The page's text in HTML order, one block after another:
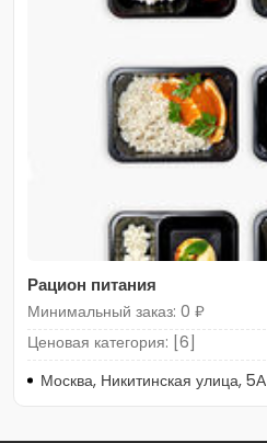
Рацион питания
Минимальный заказ: 0 ₽
Ценовая категория: [6]
Москва, Никитинская улица, 5А